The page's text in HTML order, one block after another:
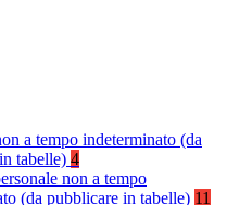
a tempo indeterminato (da
tabelle) 4
non a tempo
(da pubblicare in tabelle) 11